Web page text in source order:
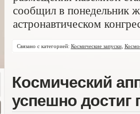
сообщил в понедельник
астронавтическом
Связано с категорией: Космические запуски,
Космический
успешно достиг